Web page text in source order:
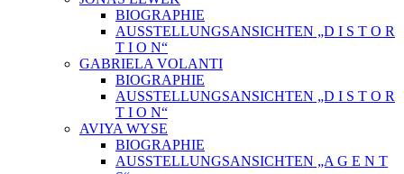
BIOGRAPHIE
AUSSTELLUNGSANSICHTEN „D I S T O R
T I O N“
GABRIELA VOLANTI
BIOGRAPHIE
AUSSTELLUNGSANSICHTEN „D I S T O R
T I O N“
AVIYA WYSE
BIOGRAPHIE
AUSSTELLUNGSANSICHTEN „A G E N T